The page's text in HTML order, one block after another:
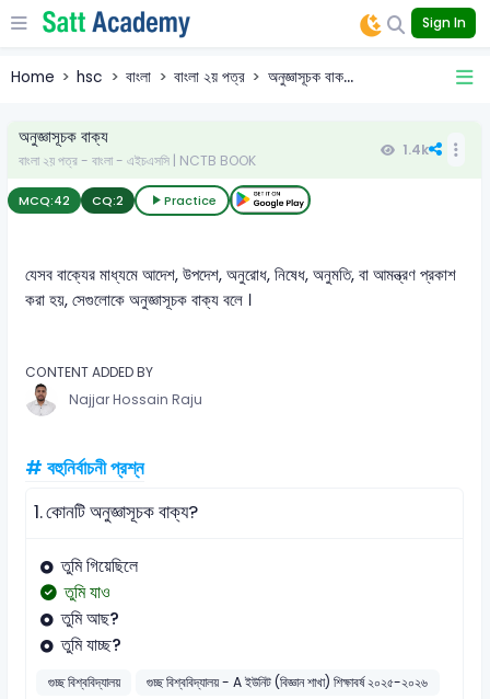
Sign In
Home hsc বাংলা বাংলা ২য় পত্র অনুজ্ঞাসূচক বাক...
অনুজ্ঞাসূচক বাক্য
বাংলা ২য় পত্র - বাংলা - এইচএসসি | NCTB BOOK
1.4k
MCQ:42 CQ:2 Practice
যেসব বাক্যের মাধ্যমে আদেশ, উপদেশ, অনুরোধ, নিষেধ, অনুমতি, বা আমন্ত্রণ প্রকাশ
করা হয়, সেগুলোকে অনুজ্ঞাসূচক বাক্য বলে ।
CONTENT ADDED BY
Najjar Hossain Raju
# বহুনির্বাচনী প্রশ্ন
1.কোনটি অনুজ্ঞাসূচক বাক্য?
তুমি গিয়েছিলে
তুমি যাও
তুমি আছ?
তুমি যাচ্ছ?
গুচ্ছ বিশ্ববিদ্যালয়
গুচ্ছ বিশ্ববিদ্যালয় - A ইউনিট (বিজ্ঞান শাখা) শিক্ষাবর্ষ ২০২৫-২০২৬